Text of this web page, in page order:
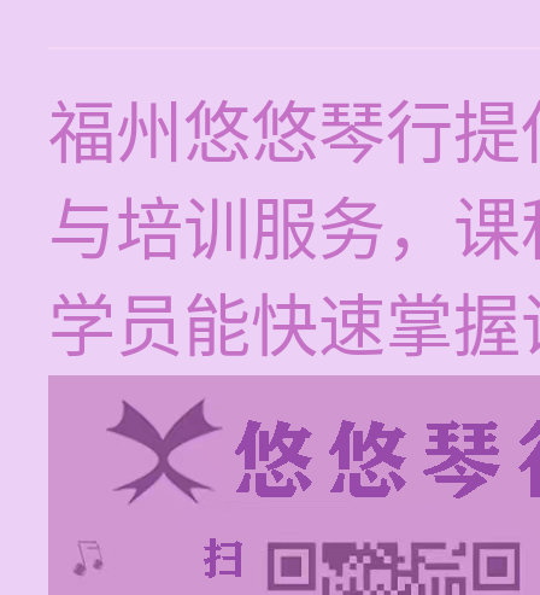
福州悠悠琴行
与培训服务，
学员能快速掌